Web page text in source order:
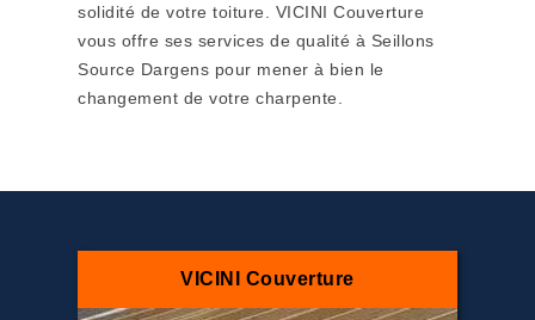
solidité de votre toiture. VICINI Couverture
vous offre ses services de qualité à Seillons
Source Dargens pour mener à bien le
changement de votre charpente.
VICINI Couverture